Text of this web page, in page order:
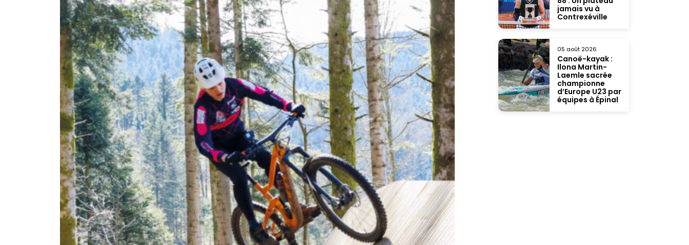
jamais vu à
Contrexéville
05 août 2026
Canoë-kayak :
Ilona Martin-
Laemle sacrée
championne
d’Europe U23 par
équipes à Épinal